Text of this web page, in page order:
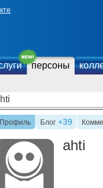
персоны
Профиль Блог +39
ahti